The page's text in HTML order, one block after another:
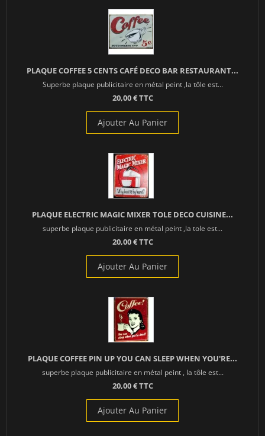
PLAQUE COFFEE 5 CENTS CAFÉ DECO BAR RESTAURANT...
Superbe plaque publicitaire en métal peint ,la tôle est...
20,00 € TTC
Ajouter Au Panier
PLAQUE ELECTRIC MAGIC MIXER TOLE DECO CUISINE...
superbe plaque publicitaire en métal peint ,la tole est...
20,00 € TTC
Ajouter Au Panier
PLAQUE COFFEE PIN UP YOU CAN SLEEP WHEN YOU'RE...
superbe plaque publicitaire en métal peint , la tôle est...
20,00 € TTC
Ajouter Au Panier